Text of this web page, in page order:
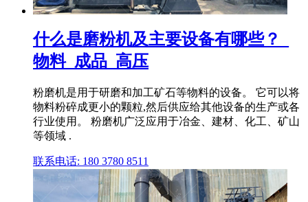
什么是磨粉机及主要设备有哪些？_
物料_成品_高压
粉磨机是用于研磨和加工矿石等物料的设备。 它可以将
物料粉碎成更小的颗粒,然后供应给其他设备的生产或各
行业使用。 粉磨机广泛应用于冶金、建材、化工、矿山
等领域 .
联系电话: 180 3780 8511